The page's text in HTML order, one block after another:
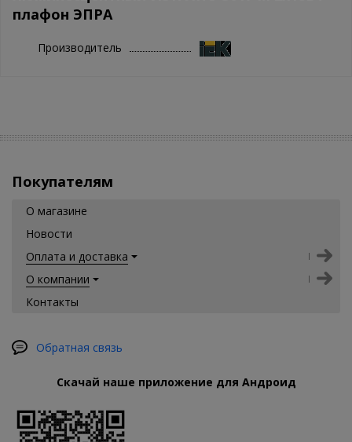
плафон ЭПРА
Производитель
Покупателям
О магазине
Новости
Оплата и доставка
О компании
Контакты
Обратная связь
Скачай наше приложение для Андроид